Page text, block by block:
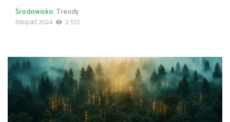
Środowisko Trendy
listopad 2024
2 572